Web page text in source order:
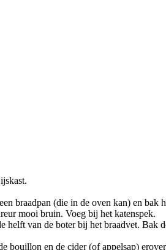
braadpan (die in de oven kan) en bak
mooi bruin. Voeg bij het katenspek.
helft van de boter bij het braadvet.
bouillon en de cider (of appelsap)